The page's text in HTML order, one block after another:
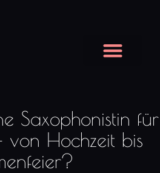
Saxophonistin für
von Hochzeit bis